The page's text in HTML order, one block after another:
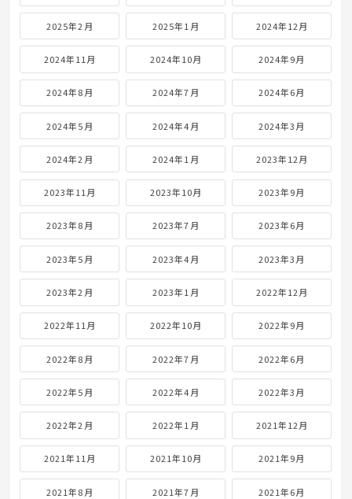
2025年2月 2025年1月 2024年12月
2024年11月 2024年10月 2024年9月
2024年8月 2024年7月 2024年6月
2024年5月 2024年4月 2024年3月
2024年2月 2024年1月 2023年12月
2023年11月 2023年10月 2023年9月
2023年8月 2023年7月 2023年6月
2023年5月 2023年4月 2023年3月
2023年2月 2023年1月 2022年12月
2022年11月 2022年10月 2022年9月
2022年8月 2022年7月 2022年6月
2022年5月 2022年4月 2022年3月
2022年2月 2022年1月 2021年12月
2021年11月 2021年10月 2021年9月
2021年8月 2021年7月 2021年6月